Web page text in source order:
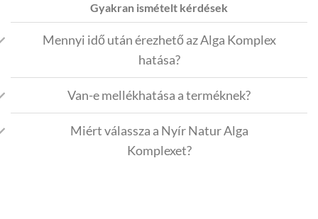
Gyakran ismételt kérdések
Mennyi idő után érezhető az Alga Komplex
hatása?
Van-e mellékhatása a terméknek?
Miért válassza a Nyír Natur Alga
Komplexet?